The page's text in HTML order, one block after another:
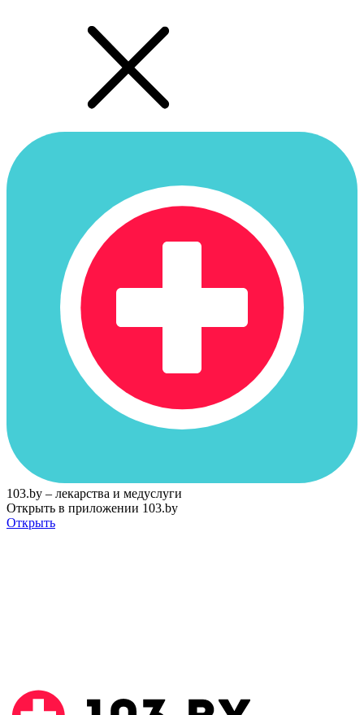
103.by – лекарства и медуслуги
Открыть в приложении 103.by
Открыть